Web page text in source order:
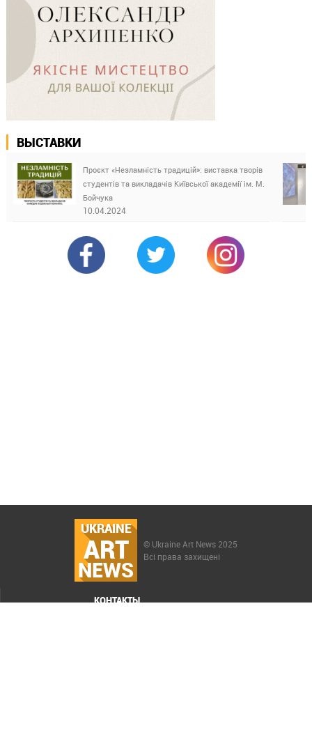
ВЫСТАВКИ
Проєкт «Незламність традицій»: виставка творів
студентів та викладачів Київської академії ім. М.
Бойчука
10.04.2024
UKRAINE
ART
NEWS
© Ukraine Art News 2025
Всі права захищені
КОНТАКТЫ